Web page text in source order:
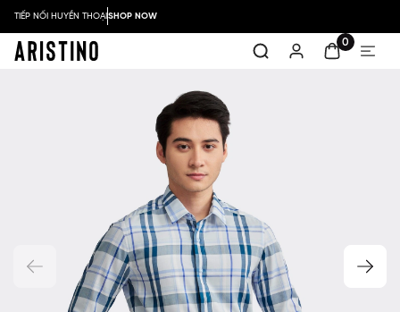
TIẾP NỐI HUYỀN THOẠISHOP NOW
0